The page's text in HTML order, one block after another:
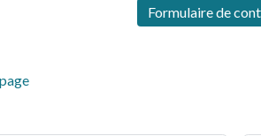
Formulaire de